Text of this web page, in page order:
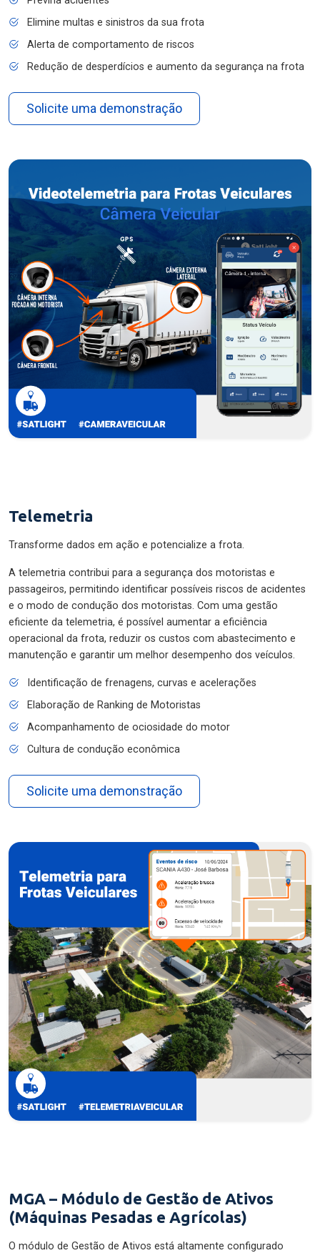
Elimine multas e sinistros da sua frota
Alerta de comportamento de riscos
Redução de desperdícios e aumento da segurança na frota
Solicite uma demonstração
Telemetria
Transforme dados em ação e potencialize a frota.
A telemetria contribui para a segurança dos motoristas e
passageiros, permitindo identificar possíveis riscos de acidentes
e o modo de condução dos motoristas. Com uma gestão
eficiente da telemetria, é possível aumentar a eficiência
operacional da frota, reduzir os custos com abastecimento e
manutenção e garantir um melhor desempenho dos veículos.
Identificação de frenagens, curvas e acelerações
Elaboração de Ranking de Motoristas
Acompanhamento de ociosidade do motor
Cultura de condução econômica
Solicite uma demonstração
MGA – Módulo de Gestão de Ativos
(Máquinas Pesadas e Agrícolas)
O módulo de Gestão de Ativos está altamente configurado